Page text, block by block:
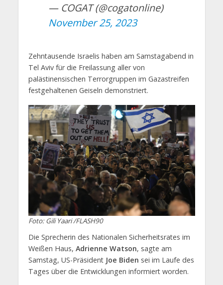
— COGAT (@cogatonline)
November 25, 2023
Zehntausende Israelis haben am Samstagabend in
Tel Aviv für die Freilassung aller von
palästinensischen Terrorgruppen im Gazastreifen
festgehaltenen Geiseln demonstriert.
Foto: Gili Yaari /FLASH90
Die Sprecherin des Nationalen Sicherheitsrates im
Weißen Haus, Adrienne Watson, sagte am
Samstag, US-Präsident Joe Biden sei im Laufe des
Tages über die Entwicklungen informiert worden.